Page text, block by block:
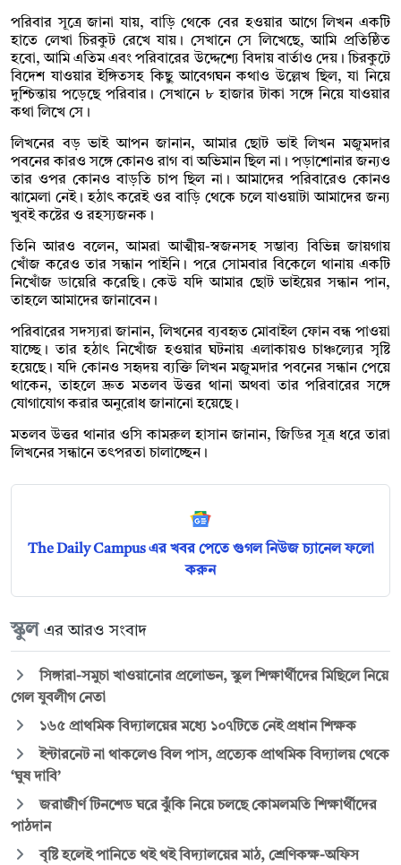
পরিবার সূত্রে জানা যায়, বাড়ি থেকে বের হওয়ার আগে লিখন একটি
হাতে লেখা চিরকুট রেখে যায়। সেখানে সে লিখেছে, আমি প্রতিষ্ঠিত
হবো, আমি এতিম এবং পরিবারের উদ্দেশ্যে বিদায় বার্তাও দেয়। চিরকুটে
বিদেশ যাওয়ার ইঙ্গিতসহ কিছু আবেগঘন কথাও উল্লেখ ছিল, যা নিয়ে
দুশ্চিন্তায় পড়েছে পরিবার। সেখানে ৮ হাজার টাকা সঙ্গে নিয়ে যাওয়ার
কথা লিখে সে।
লিখনের বড় ভাই আপন জানান, আমার ছোট ভাই লিখন মজুমদার
পবনের কারও সঙ্গে কোনও রাগ বা অভিমান ছিল না। পড়াশোনার জন্যও
তার ওপর কোনও বাড়তি চাপ ছিল না। আমাদের পরিবারেও কোনও
ঝামেলা নেই। হঠাৎ করেই ওর বাড়ি থেকে চলে যাওয়াটা আমাদের জন্য
খুবই কষ্টের ও রহস্যজনক।
তিনি আরও বলেন, আমরা আত্মীয়-স্বজনসহ সম্ভাব্য বিভিন্ন জায়গায়
খোঁজ করেও তার সন্ধান পাইনি। পরে সোমবার বিকেলে থানায় একটি
নিখোঁজ ডায়েরি করেছি। কেউ যদি আমার ছোট ভাইয়ের সন্ধান পান,
তাহলে আমাদের জানাবেন।
পরিবারের সদস্যরা জানান, লিখনের ব্যবহৃত মোবাইল ফোন বন্ধ পাওয়া
যাচ্ছে। তার হঠাৎ নিখোঁজ হওয়ার ঘটনায় এলাকায়ও চাঞ্চল্যের সৃষ্টি
হয়েছে। যদি কোনও সহৃদয় ব্যক্তি লিখন মজুমদার পবনের সন্ধান পেয়ে
থাকেন, তাহলে দ্রুত মতলব উত্তর থানা অথবা তার পরিবারের সঙ্গে
যোগাযোগ করার অনুরোধ জানানো হয়েছে।
মতলব উত্তর থানার ওসি কামরুল হাসান জানান, জিডির সূত্র ধরে তারা
লিখনের সন্ধানে তৎপরতা চালাচ্ছেন।
The Daily Campus এর খবর পেতে গুগল নিউজ চ্যানেল ফলো
করুন
স্কুল এর আরও সংবাদ
সিঙ্গারা-সমুচা খাওয়ানোর প্রলোভন, স্কুল শিক্ষার্থীদের মিছিলে নিয়ে
গেল যুবলীগ নেতা
১৬৫ প্রাথমিক বিদ্যালয়ের মধ্যে ১০৭টিতে নেই প্রধান শিক্ষক
ইন্টারনেট না থাকলেও বিল পাস, প্রত্যেক প্রাথমিক বিদ্যালয় থেকে
‘ঘুষ দাবি’
জরাজীর্ণ টিনশেড ঘরে ঝুঁকি নিয়ে চলছে কোমলমতি শিক্ষার্থীদের
পাঠদান
বৃষ্টি হলেই পানিতে থই থই বিদ্যালয়ের মাঠ, শ্রেণিকক্ষ-অফিস